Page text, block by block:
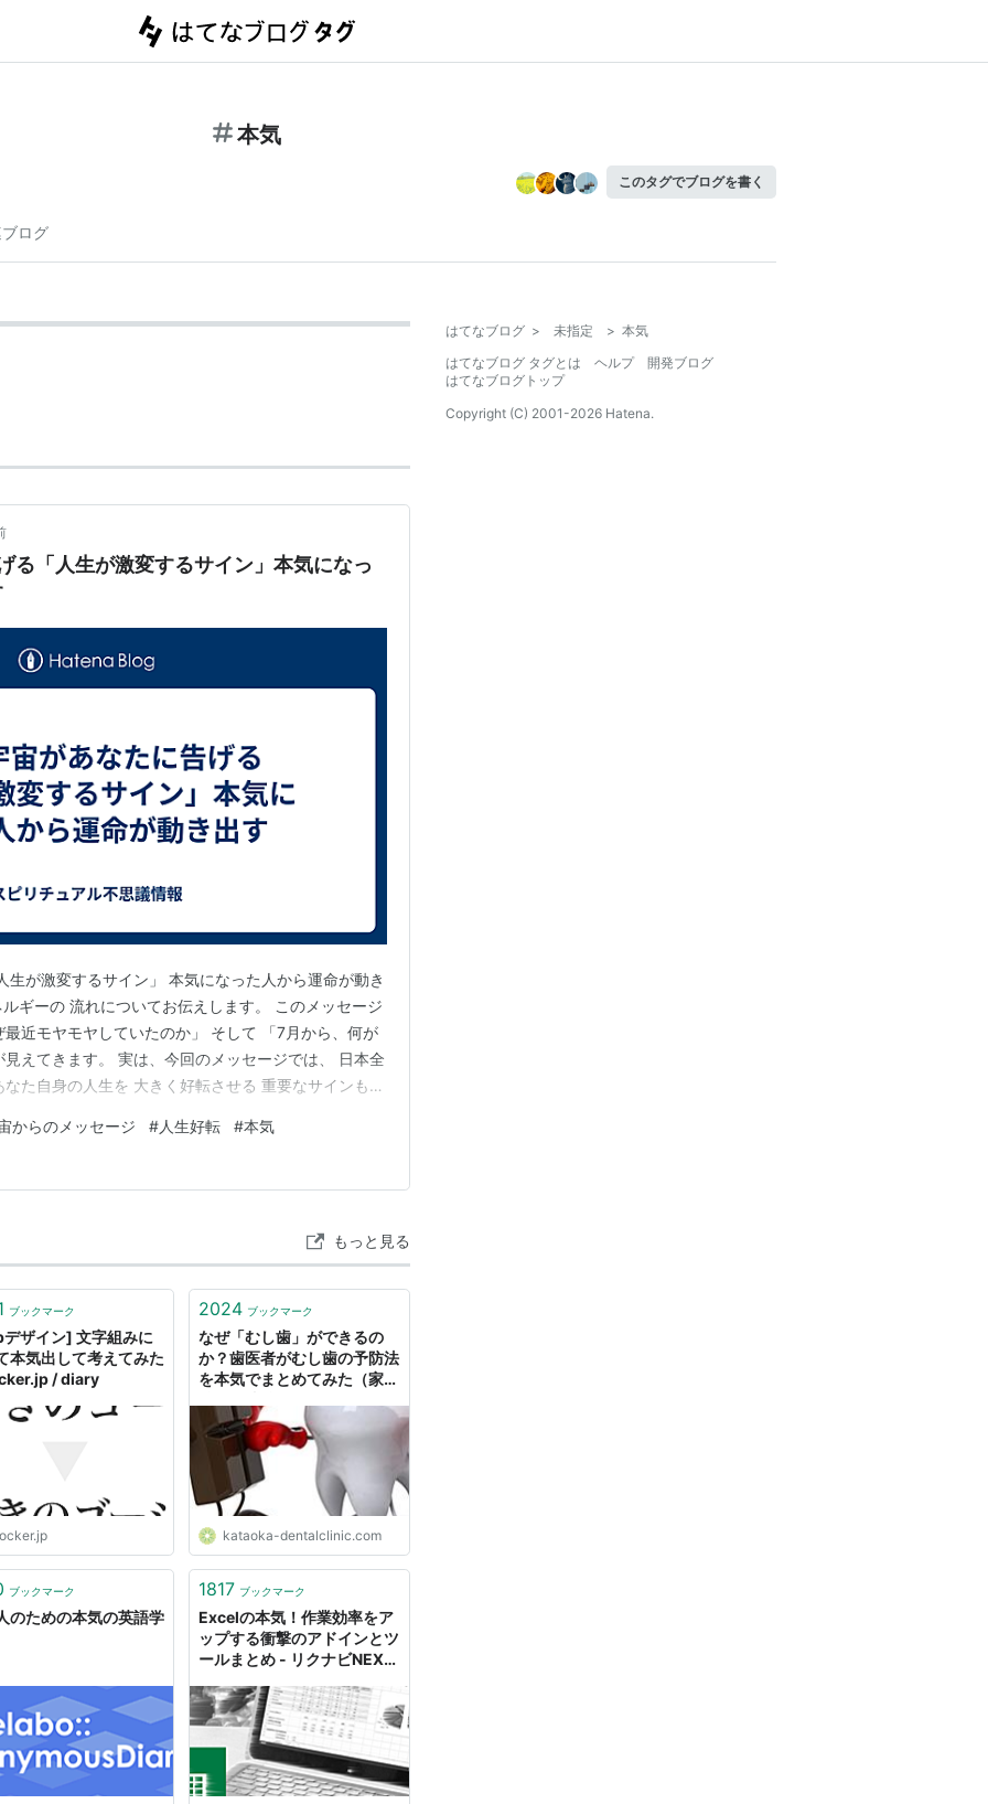
本気
このタグでブログを書く
ログ
る「人生が激変するサイン」本気になっ
生が激変するサイン」 本気になった人から運命が動き
ギーの 流れについてお伝えします。 このメッセージ
近モヤモヤしていたのか」 そして 「7月から、何が
えてきます。 実は、今回のメッセージでは、 日本全
た自身の人生を 大きく好転させる 重要なサインも現
ください。 魂の設計図「ゴッドシール」魂の設計図
からのメッセージ #人生好転 #本気
もっと見る
ブックマーク
ザイン] 文字組みに
本気出して考えてみた
/ diary
2024 ブックマーク
なぜ「むし歯」ができるの
か？歯医者がむし歯の予防法
を本気でまとめてみた（家庭
kataoka-dentalclinic.com
ブックマーク
のための本気の英語学
1817 ブックマーク
Excelの本気！作業効率をア
ップする衝撃のアドインとツ
ールまとめ - リクナビNEXT
はてなブログ > 未指定 > 本気
はてなブログ タグとは
ヘルプ
開発ブログ
はてなブログトップ
Copyright (C) 2001-2026 Hatena.